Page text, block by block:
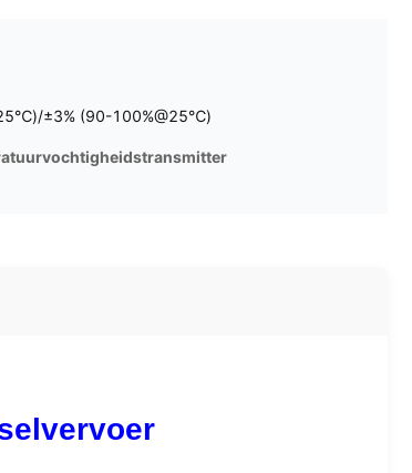
±3% (90-100%@25℃)